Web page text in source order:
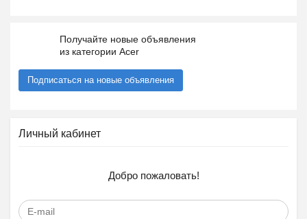
Получайте новые объявления
из категории Acer
Подписаться на новые объявления
Личный кабинет
Добро пожаловать!